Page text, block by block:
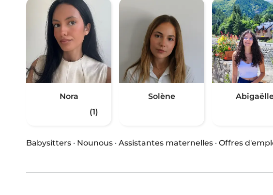
Nora
(1)
Solène
Babysitters · Nounous · Assistantes maternelles · Offres